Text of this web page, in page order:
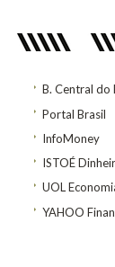
B. Central do
Portal Brasil
InfoMoney
ISTOÉ
UOL
YAHOO